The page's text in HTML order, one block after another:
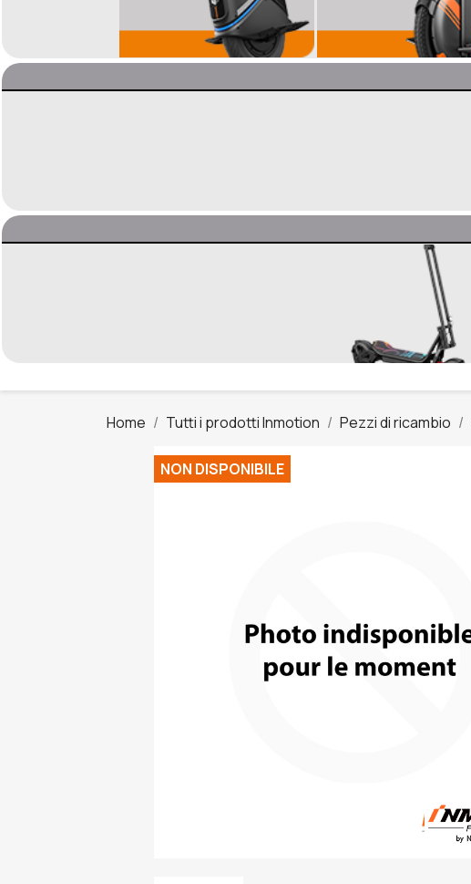
Home Tutti i prodotti Inmotion Pezzi di ricambio
NON DISPONIBILE